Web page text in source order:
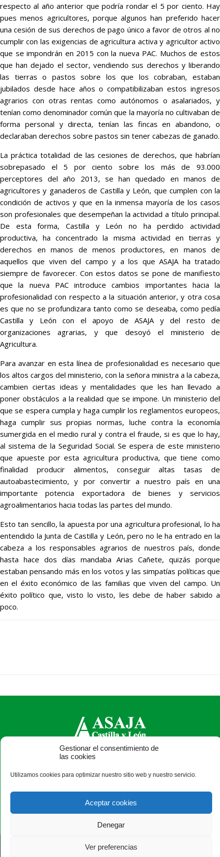
Gestionar el consentimiento de
las cookies
Utilizamos cookies para optimizar nuestro sitio web y nuestro servicio.
Aceptar cookies
Denegar
Ver preferencias
respecto al año anterior que podría rondar el 5 por ciento. Hay
pues menos agricultores, porque algunos han preferido hacer
una cesión de sus derechos de pago único a favor de otros al no
cumplir con las exigencias de agricultura activa y agricultor activo
que se impondrán en 2015 con la nueva PAC. Muchos de estos
que han dejado el sector, vendiendo sus derechos y liberando
las tierras o pastos sobre los que los cobraban, estaban
jubilados desde hace años o compatibilizaban estos ingresos
agrarios con otras rentas como autónomos o asalariados, y
tenían como denominador común que la mayoría no cultivaban de
forma personal y directa, tenían las fincas en abandono, o
declaraban derechos sobre pastos sin tener cabezas de ganado.
La práctica totalidad de las cesiones de derechos, que habrían
sobrepasado el 5 por ciento sobre los más de 93.000
perceptores del año 2013, se han quedado en manos de
agricultores y ganaderos de Castilla y León, que cumplen con la
condición de activos y que en la inmensa mayoría de los casos
son profesionales que desempeñan la actividad a título principal.
De esta forma, Castilla y León no ha perdido actividad
productiva, ha concentrado la misma actividad en tierras y
derechos en manos de menos productores, en manos de
aquellos que viven del campo y a los que ASAJA ha tratado
siempre de favorecer. Con estos datos se pone de manifiesto
que la nueva PAC introduce cambios importantes hacia la
profesionalidad con respecto a la situación anterior, y otra cosa
es que no se profundizara tanto como se deseaba, como pedía
Castilla y León con el apoyo de ASAJA y del resto de
organizaciones agrarias, y que desoyó el ministerio de
Agricultura.
Para avanzar en esta línea de profesionalidad es necesario que
los altos cargos del ministerio, con la señora ministra a la cabeza,
cambien ciertas ideas y mentalidades que les han llevado a
poner obstáculos a la realidad que se impone. Un ministerio del
que se espera cumpla y haga cumplir los reglamentos europeos,
haga cumplir sus propias normas, luche contra la economía
sumergida en el medio rural y contra el fraude, si es que lo hay,
al sistema de la Seguridad Social. Se espera de este ministerio
que apueste por esta agricultura productiva, que tiene como
finalidad producir alimentos, conseguir altas tasas de
autoabastecimiento, y por convertir a nuestro país en una
importante potencia exportadora de bienes y servicios
agroalimentarios hacia todas las partes del mundo.
Esto tan sencillo, la apuesta por una agricultura profesional, lo ha
entendido la Junta de Castilla y León, pero no le ha entrado en la
cabeza a los responsables agrarios de nuestros país, donde
hasta hace dos días mandaba Arias Cañete, quizás porque
estaban pensando más en los votos y las simpatías políticas que
en el éxito económico de las familias que viven del campo. Un
éxito político que, visto lo visto, les debe de haber sabido a
poco.
ASAJA Castilla y León - Jóvenes Agricultores
Calle Monasterio de Santa Isabel, nº 6 (bajo). CP 47015
Valladolid - España · Tel.: +34 983 472 350 ·
info@asajacyl.com
© Aviso Legal | Xolido